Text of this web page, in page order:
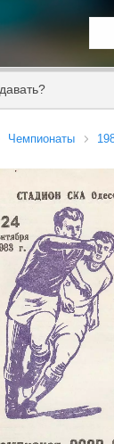
Чемпионаты